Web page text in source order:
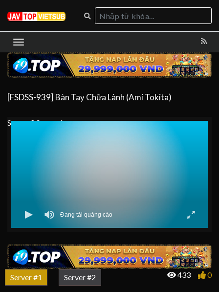
[FSDSS-939] Bàn Tay Chữa Lành (Ami Tokita)
Server 0Server 1
Server #1 Server #2 433 0